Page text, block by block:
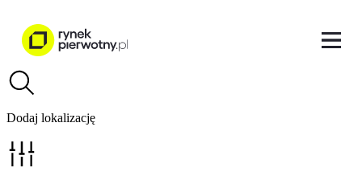
Dodaj lokalizację